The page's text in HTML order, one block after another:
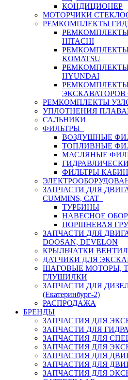
КОНДИЦИОНЕР
МОТОРЧИКИ
РЕМКОМПЛЕКТЫ
HITACHI
KOMATSU
HYUNDAI
ЭКСКАВАТОРОВ
РЕМКОМПЛЕКТЫ
УПЛОТНЕНИЯ
САЛЬНИКИ
ФИЛЬТРЫ
ВОЗДУШНЫЕ
ТОПЛИВНЫЕ
МАСЛЯНЫЕ
ФИЛЬТРЫ
ЗАПЧАСТИ ДЛЯ
CUMMINS, CAT
ТУРБИНЫ
НАВЕСНОЕ
ПОРШНЕВАЯ
ЗАПЧАСТИ ДЛЯ
DOOSAN, DEVELON
КРЫЛЬЧАТКИ
ДАТЧИКИ ДЛЯ
ШАГОВЫЕ МОТОРЫ,
ГЛУШИЛКИ
ЗАПЧАСТИ ДЛЯ
(Екатеринбург-2)
РАСПРОДАЖА
БРЕНДЫ
ЗАПЧАСТИЯ ДЛЯ
ЗАПЧАСТИ ДЛЯ
ЗАПЧАСТИЯ ДЛЯ
ЗАПЧАСТИЯ ДЛЯ
ЗАПЧАСТИЯ ДЛЯ
ЗАПЧАСТИЯ ДЛЯ
ЗАПЧАСТИЯ ДЛЯ